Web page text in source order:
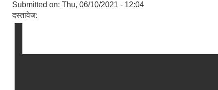
Submitted on: Thu, 06/10/2021 - 12:04
दस्तावेज: